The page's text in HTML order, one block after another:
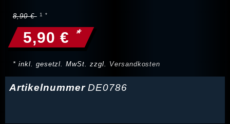
8,90 €
5,90 € *
* inkl. gesetzl. MwSt. zzgl. Versandkosten
ArtikelnummerDE0786